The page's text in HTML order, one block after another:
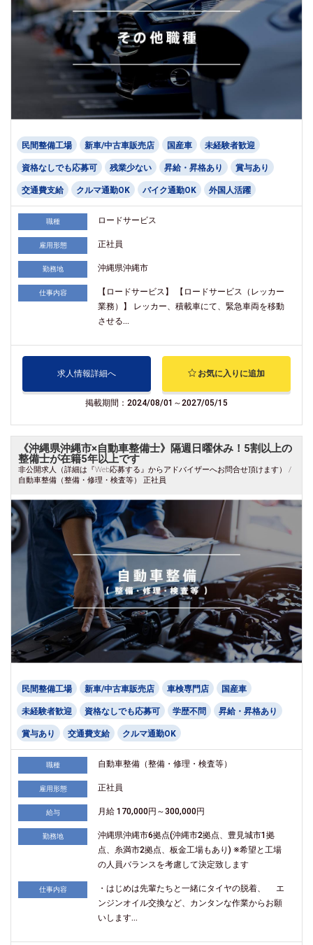
民間整備工場 新車/中古車販売店 国産車 未経験者歓迎
資格なしでも応募可 残業少ない 昇給・昇格あり 賞与あり
交通費支給 クルマ通勤OK バイク通勤OK 外国人活躍
職種 ロードサービス
雇用形態 正社員
勤務地 沖縄県沖縄市
仕事内容
【ロードサービス】 【ロードサービス（レッカー
業務）】 レッカー、積載車にて、緊急車両を移動
させる...
求人情報詳細へ お気に入りに追加
掲載期間：2024/08/01～2027/05/15
《沖縄県沖縄市×自動車整備士》隔週日曜休み！5割以上の
整備士が在籍5年以上です
非公開求人（詳細は『Web応募する』からアドバイザーへお問合せ頂けます） /
自動車整備（整備・修理・検査等） 正社員
民間整備工場 新車/中古車販売店 車検専門店 国産車
未経験者歓迎 資格なしでも応募可 学歴不問 昇給・昇格あり
賞与あり 交通費支給 クルマ通勤OK
職種 自動車整備（整備・修理・検査等）
雇用形態 正社員
給与 月給 170,000円～300,000円
勤務地
沖縄県沖縄市6拠点(沖縄市2拠点、豊見城市1拠
点、糸満市2拠点、板金工場もあり) ※希望と工場
の人員バランスを考慮して決定致します
仕事内容
・はじめは先輩たちと一緒にタイヤの脱着、 エ
ンジンオイル交換など、カンタンな作業からお願
いします...